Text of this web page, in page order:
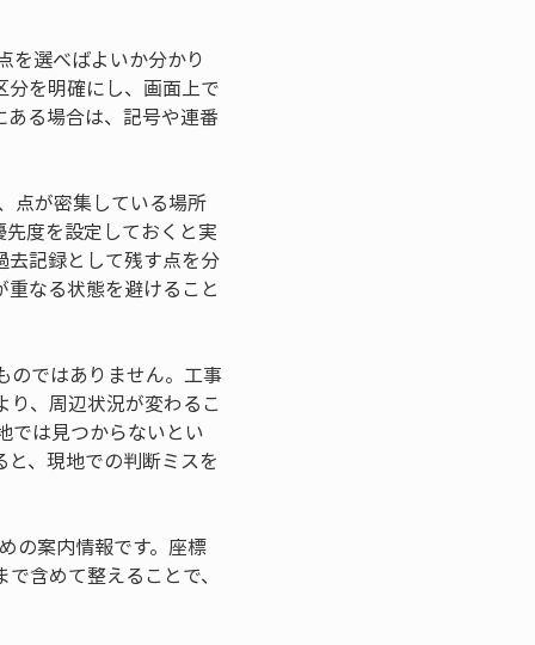
を選べばよいか分かり
を明確にし、画面上で
る場合は、記号や連番
点が密集している場所
度を設定しておくと実
去記録として残す点を分
なる状態を避けること
のではありません。工事
、周辺状況が変わるこ
では見つからないとい
、現地での判断ミスを
の案内情報です。座標
含めて整えることで、